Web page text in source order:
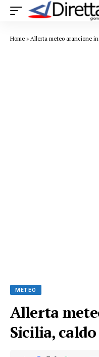
Home » Allerta meteo arancione
METEO
Allerta
Sicilia,